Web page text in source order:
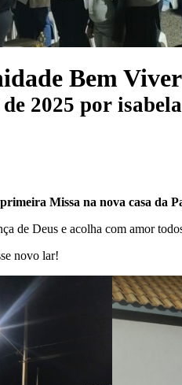
Bem Viver
2025 por isabela
primeira Missa na nova casa da
de Deus e acolha com amor
novo lar!